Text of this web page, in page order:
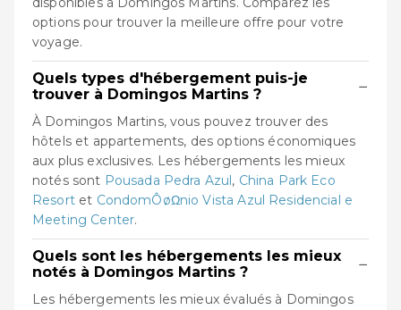
options pour trouver la meilleure offre pour votre
voyage.
Quels types d'hébergement puis-je
trouver à Domingos Martins ?
−
À Domingos Martins, vous pouvez trouver des
hôtels et appartements, des options économiques
aux plus exclusives. Les hébergements les mieux
notés sont Pousada Pedra Azul, China Park Eco
Resortet CondomÔøΩnio Vista Azul Residencial e
Meeting Center.
Quels sont les hébergements les mieux
notés à Domingos Martins ?
−
Les hébergements les mieux évalués à Domingos